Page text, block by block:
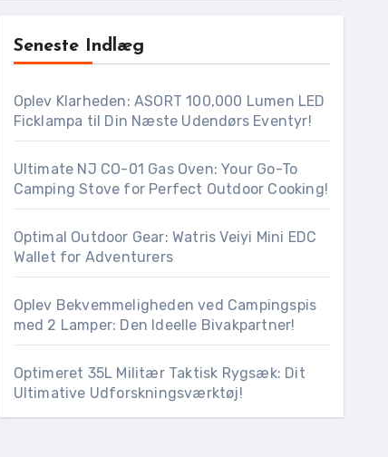
Seneste Indlæg
Oplev Klarheden: ASORT 100,000 Lumen LED
Ficklampa til Din Næste Udendørs Eventyr!
Ultimate NJ CO-01 Gas Oven: Your Go-To
Camping Stove for Perfect Outdoor Cooking!
Optimal Outdoor Gear: Watris Veiyi Mini EDC
Wallet for Adventurers
Oplev Bekvemmeligheden ved Campingspis
med 2 Lamper: Den Ideelle Bivakpartner!
Optimeret 35L Militær Taktisk Rygsæk: Dit
Ultimative Udforskningsværktøj!